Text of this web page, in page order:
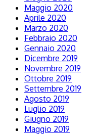
Maggio 2020
Aprile 2020
Marzo 2020
Febbraio 2020
Gennaio 2020
Dicembre 2019
Novembre 2019
Ottobre 2019
Settembre 2019
Agosto 2019
Luglio 2019
Giugno 2019
Maggio 2019